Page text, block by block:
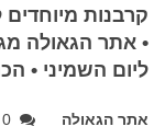
קרבנות
• אתר הגאולה
ליום השמיני •
אתר הגאולה 0